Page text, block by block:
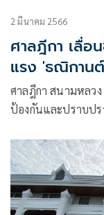
2 มีนาคม 2566
ศาลฎีกา เลื่อ
แรง 'ธณิกาน
ศาลฎีกา สนามหลว
ป้องกันและปราบป
ฝ่าฝืนมาตรฐานจริ
การประชุมสภา